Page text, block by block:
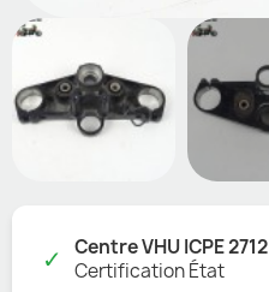
✓ Centre VHU ICPE 2712
Certification État